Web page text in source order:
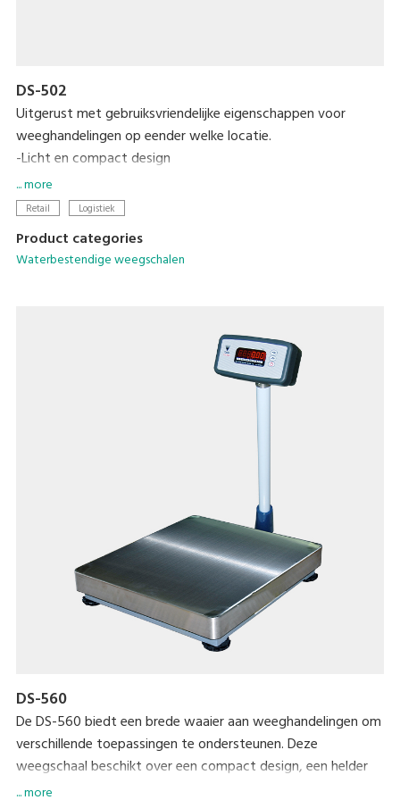
DS-502
Uitgerust met gebruiksvriendelijke eigenschappen voor
weeghandelingen op eender welke locatie.
-Licht en compact design
-IP65 bescherming
-6-cijfer LCD-scherm
... more
Retail Logistiek
Product categories
Waterbestendige weegschalen
DS-560
De DS-560 biedt een brede waaier aan weeghandelingen om
verschillende toepassingen te ondersteunen. Deze
weegschaal beschikt over een compact design, een helder
LED-scherm en gebruiksvriendelijke eigenschappen zoals een
... more